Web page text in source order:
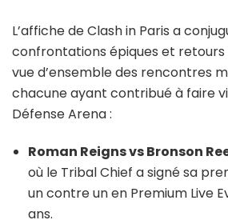
L’affiche de Clash in Paris a
confrontations épiques et retours
vue d’ensemble des rencontres
chacune ayant contribué à faire
Défense Arena :
Roman Reigns vs Bronson
où le Tribal Chief a signé sa
un contre un en Premium Live
ans.